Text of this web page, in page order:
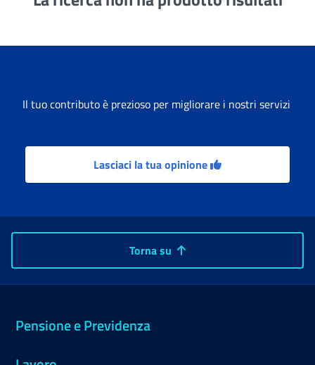
Il tuo contributo è prezioso per migliorare i nostri servizi
Lasciaci la tua opinione
Torna su
Pensione e Previdenza